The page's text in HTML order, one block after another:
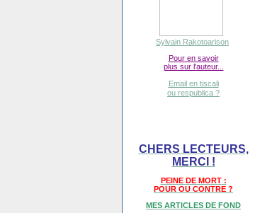
Sylvain Rakotoarison
Pour en savoir
plus sur l'auteur...
Email en tiscali
ou respublica ?
CHERS LECTEURS,
MERCI !
PEINE DE MORT :
POUR OU CONTRE ?
MES ARTICLES DE FOND